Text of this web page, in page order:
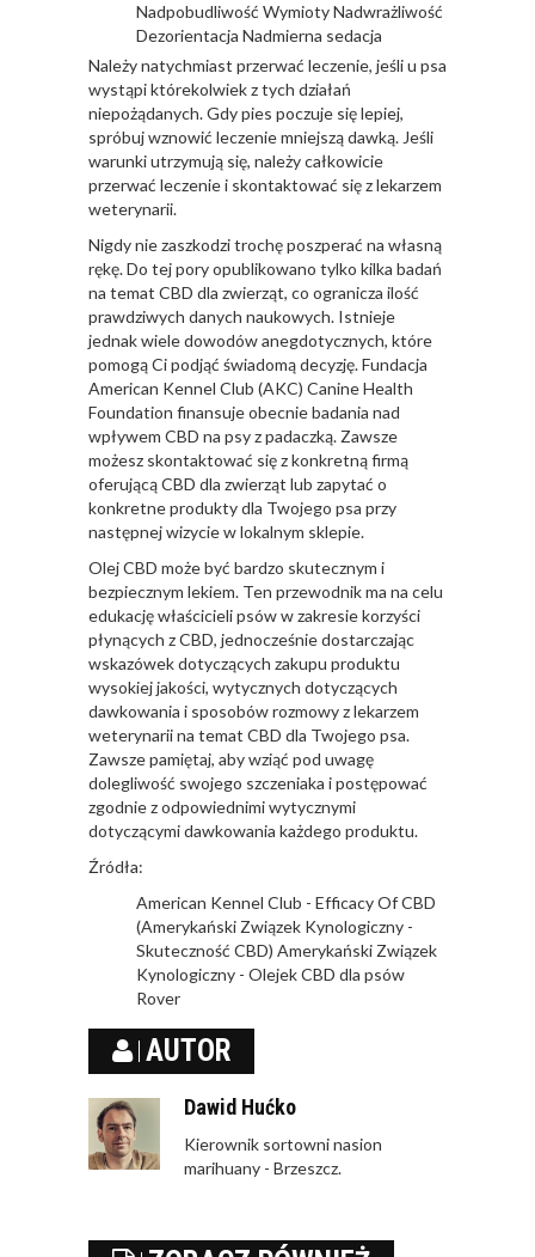
Nadpobudliwość Wymioty Nadwrażliwość
Dezorientacja Nadmierna sedacja
Należy natychmiast przerwać leczenie, jeśli u psa
wystąpi którekolwiek z tych działań
niepożądanych. Gdy pies poczuje się lepiej,
spróbuj wznowić leczenie mniejszą dawką. Jeśli
warunki utrzymują się, należy całkowicie
przerwać leczenie i skontaktować się z lekarzem
weterynarii.
Nigdy nie zaszkodzi trochę poszperać na własną
rękę. Do tej pory opublikowano tylko kilka badań
na temat CBD dla zwierząt, co ogranicza ilość
prawdziwych danych naukowych. Istnieje
jednak wiele dowodów anegdotycznych, które
pomogą Ci podjąć świadomą decyzję. Fundacja
American Kennel Club (AKC) Canine Health
Foundation finansuje obecnie badania nad
wpływem CBD na psy z padaczką. Zawsze
możesz skontaktować się z konkretną firmą
oferującą CBD dla zwierząt lub zapytać o
konkretne produkty dla Twojego psa przy
następnej wizycie w lokalnym sklepie.
Olej CBD może być bardzo skutecznym i
bezpiecznym lekiem. Ten przewodnik ma na celu
edukację właścicieli psów w zakresie korzyści
płynących z CBD, jednocześnie dostarczając
wskazówek dotyczących zakupu produktu
wysokiej jakości, wytycznych dotyczących
dawkowania i sposobów rozmowy z lekarzem
weterynarii na temat CBD dla Twojego psa.
Zawsze pamiętaj, aby wziąć pod uwagę
dolegliwość swojego szczeniaka i postępować
zgodnie z odpowiednimi wytycznymi
dotyczącymi dawkowania każdego produktu.
Źródła:
American Kennel Club - Efficacy Of CBD
(Amerykański Związek Kynologiczny -
Skuteczność CBD) Amerykański Związek
Kynologiczny - Olejek CBD dla psów
Rover
AUTOR
Dawid Hućko
Kierownik sortowni nasion
marihuany - Brzeszcz.